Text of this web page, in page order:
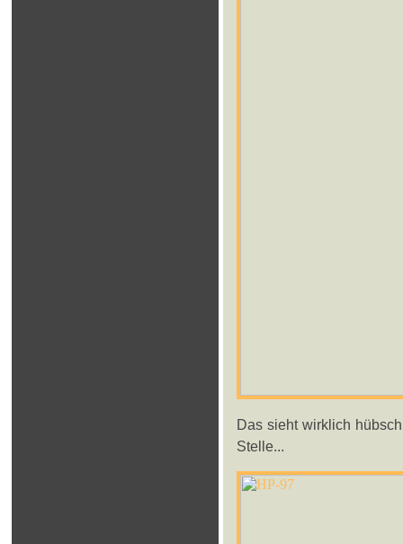
Das sieht wirklich
Stelle...